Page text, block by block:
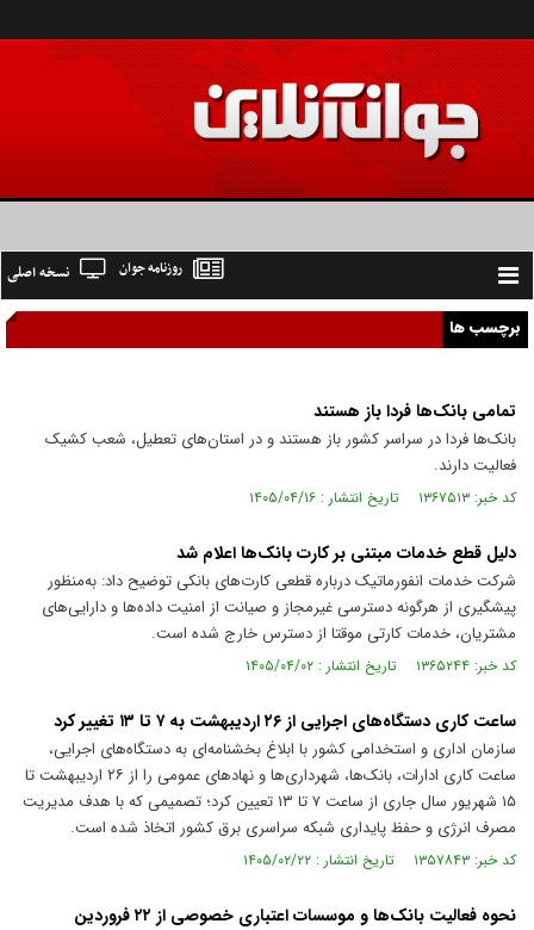
Toggle
navigation
نسخه اصلی روزنامه جوان
برچسب ها
تمامی بانک‌ها فردا باز هستند
بانک‌ها فردا در سراسر کشور باز هستند و در استان‌های تعطیل، شعب کشیک
فعالیت دارند.
کد خبر: ۱۳۶۷۵۱۳ تاریخ انتشار : ۱۴۰۵/۰۴/۱۶
دلیل قطع خدمات مبتنی بر کارت بانک‌ها اعلام شد
شرکت خدمات انفورماتیک درباره قطعی کارت‌های بانکی توضیح داد: به‌منظور
پیشگیری از هرگونه دسترسی غیرمجاز و صیانت از امنیت داده‌ها و دارایی‌های
مشتریان، خدمات کارتی موقتا از دسترس خارج شده است.
کد خبر: ۱۳۶۵۲۴۴ تاریخ انتشار : ۱۴۰۵/۰۴/۰۲
ساعت کاری دستگاه‌های اجرایی از ۲۶ اردیبهشت به ۷ تا ۱۳ تغییر کرد
سازمان اداری و استخدامی کشور با ابلاغ بخشنامه‌ای به دستگاه‌های اجرایی،
ساعت کاری ادارات، بانک‌ها، شهرداری‌ها و نهاد‌های عمومی را از ۲۶ اردیبهشت تا
۱۵ شهریور سال جاری از ساعت ۷ تا ۱۳ تعیین کرد؛ تصمیمی که با هدف مدیریت
مصرف انرژی و حفظ پایداری شبکه سراسری برق کشور اتخاذ شده است.
کد خبر: ۱۳۵۷۸۴۳ تاریخ انتشار : ۱۴۰۵/۰۲/۲۲
نحوه فعالیت بانک‌ها و موسسات اعتباری خصوصی از ۲۲ فروردین